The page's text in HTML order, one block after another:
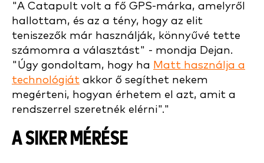
"A Catapult volt a fő GPS-márka, amelyről
hallottam, és az a tény, hogy az elit
teniszezők már használják, könnyűvé tette
számomra a választást" - mondja Dejan.
"Úgy gondoltam, hogy ha Matt használja a
technológiát akkor ő segíthet nekem
megérteni, hogyan érhetem el azt, amit a
rendszerrel szeretnék elérni"."
A SIKER MÉRÉSE